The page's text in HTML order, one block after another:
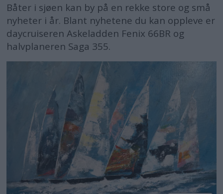
Båter i sjøen kan by på en rekke store og små
nyheter i år. Blant nyhetene du kan oppleve er
daycruiseren Askeladden Fenix 66BR og
halvplaneren Saga 355.